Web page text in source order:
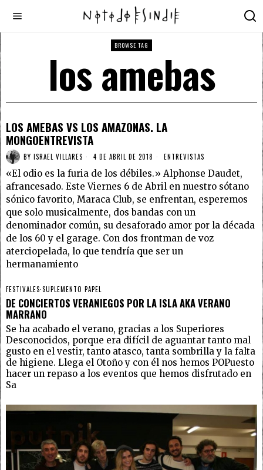
BROWSE TAG
los amebas
LOS AMEBAS VS LOS AMAZONAS. LA
MONGOENTREVISTA
BY ISRAEL VILLARES 4 DE ABRIL DE 2018 ENTREVISTAS
«El odio es la furia de los débiles.» Alphonse Daudet,
afrancesado. Este Viernes 6 de Abril en nuestro sótano
sónico favorito, Maraca Club, se enfrentan, esperemos
que solo musicalmente, dos bandas con un
denominador común, su desaforado amor por la década
de los 60 y el garage. Con dos frontman de voz
aterciopelada, lo que tendría que ser un
hermanamiento
FESTIVALES·SUPLEMENTO PAPEL
DE CONCIERTOS VERANIEGOS POR LA ISLA AKA VERANO
MARRANO
Se ha acabado el verano, gracias a los Superiores
Desconocidos, porque era difícil de aguantar tanto mal
gusto en el vestir, tanto atasco, tanta sombrilla y la falta
de higiene. Llega el Otoño y con él nos hemos POPuesto
hacer un repaso a los eventos que hemos disfrutado en
Sa